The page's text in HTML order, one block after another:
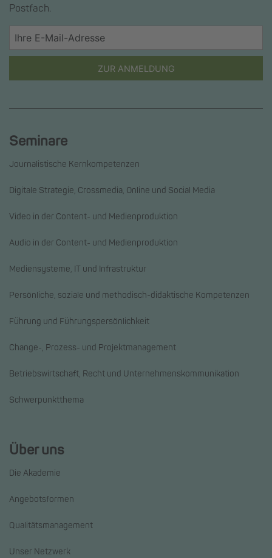
Postfach.
ZUR ANMELDUNG
Seminare
Journalistische Kernkompetenzen
Digitale Strategie, Crossmedia, Online und Social Media
Video in der Content- und Medienproduktion
Audio in der Content- und Medienproduktion
Mediensysteme, IT und Infrastruktur
Persönliche, soziale und methodisch-didaktische Kompetenzen
Führung und Führungspersönlichkeit
Change-, Prozess- und Projektmanagement
Betriebswirtschaft, Recht und Unternehmenskommunikation
Schwerpunktthema
Über uns
Die Akademie
Angebotsformen
Qualitätsmanagement
Unser Netzwerk